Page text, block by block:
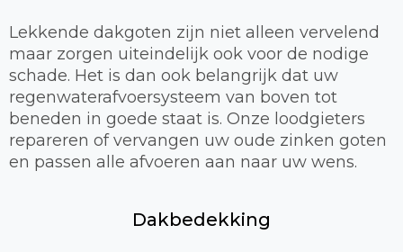
Lekkende dakgoten zijn niet alleen vervelend
maar zorgen uiteindelijk ook voor de nodige
schade. Het is dan ook belangrijk dat uw
regenwaterafvoersysteem van boven tot
beneden in goede staat is. Onze loodgieters
repareren of vervangen uw oude zinken goten
en passen alle afvoeren aan naar uw wens.
Dakbedekking